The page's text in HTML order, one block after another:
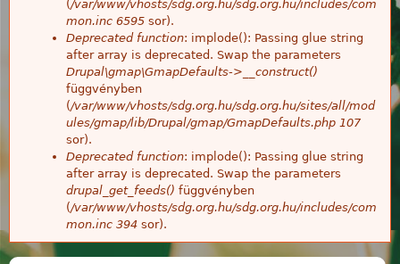
(/var/www/vhosts/sdg.org.hu/sdg.org.hu/includes/com
mon.inc 6595 sor).
Deprecated function: implode(): Passing glue string
after array is deprecated. Swap the parameters
Drupal\gmap\GmapDefaults->__construct()
függvényben
(/var/www/vhosts/sdg.org.hu/sdg.org.hu/sites/all/mod
ules/gmap/lib/Drupal/gmap/GmapDefaults.php 107
sor).
Deprecated function: implode(): Passing glue string
after array is deprecated. Swap the parameters
drupal_get_feeds() függvényben
(/var/www/vhosts/sdg.org.hu/sdg.org.hu/includes/com
mon.inc 394 sor).